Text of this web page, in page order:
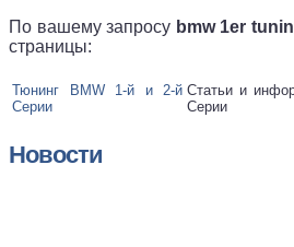
По вашему запросу bmw 1er
страницы:
Тюнинг BMW 1-й и 2-й
Серии
Статьи и
Серии
Новости